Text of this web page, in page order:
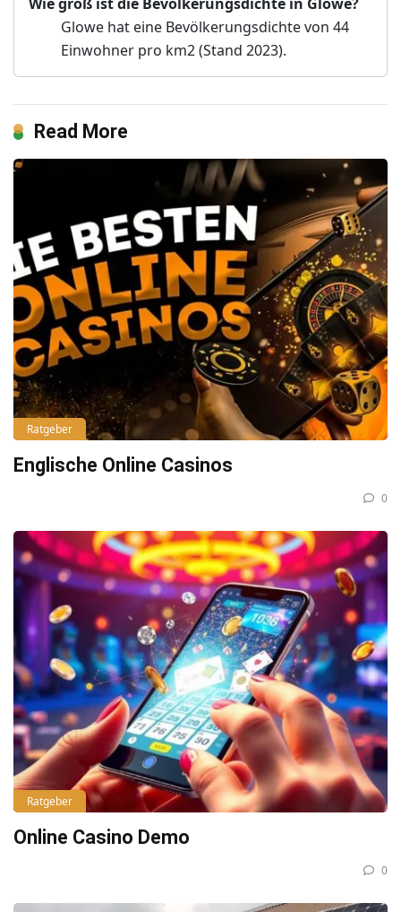
Glowe hat eine Bevölkerungsdichte von 44
Einwohner pro km2 (Stand 2023).
Read More
Ratgeber
Englische Online Casinos
0
Ratgeber
Online Casino Demo
0